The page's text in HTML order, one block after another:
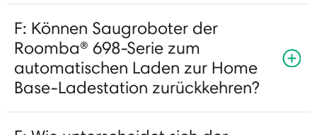
F: Können Saugroboter der
Roomba® 698-Serie zum
automatischen Laden zur Home
Base-Ladestation zurückkehren?